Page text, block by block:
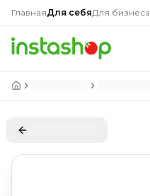
ГлавнаяДля себяДля бизнеса